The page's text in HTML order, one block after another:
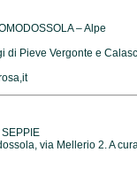
– Alpe
di Pieve Vergonte e
via Mellerio 2. A